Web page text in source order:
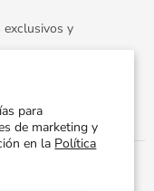
para
de marketing y
en la Política
exclusivos y